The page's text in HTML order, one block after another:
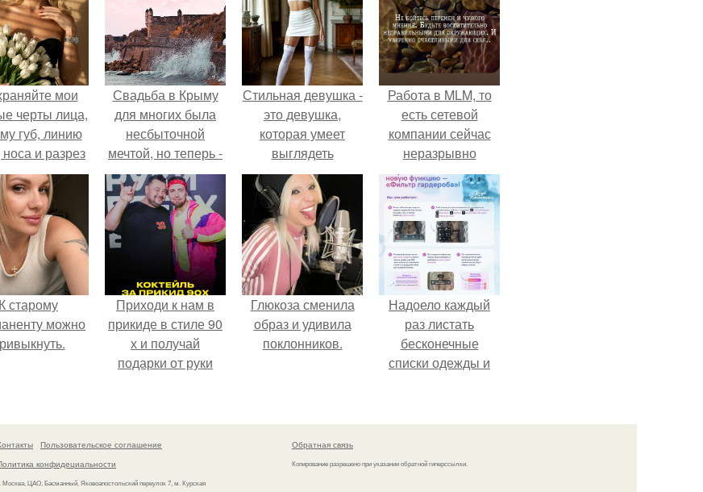
мои
черты лица,
губ, линию
носа и разрез
глаз.
Свадьба в Крыму
для многих была
несбыточной
мечтой, но теперь -
это реально и
доступно!
Стильная девушка -
это девушка,
которая умеет
выглядеть
привлекательно и
элегантно в любои
ситуации.
Работа в MLM, то
есть сетевой
компании сейчас
неразрывно
связана с создание
своего контента,
своей страницы в
соц сетях.
К старому
можно
Приходи к нам в
прикиде в стиле 90
х и получай
подарки от руки
Глюкоза сменила
образ и удивила
поклонников.
Надоело каждый
раз листать
бесконечные
списки одежды и
кусочкам?
Пользовательское соглашение
конфидециальности
Москва, ЦАО, Басманный, Яковоапостольский переулок 7, м. Курская
Обратная связь
Копирование разрешено при указании обратной гиперссылки.